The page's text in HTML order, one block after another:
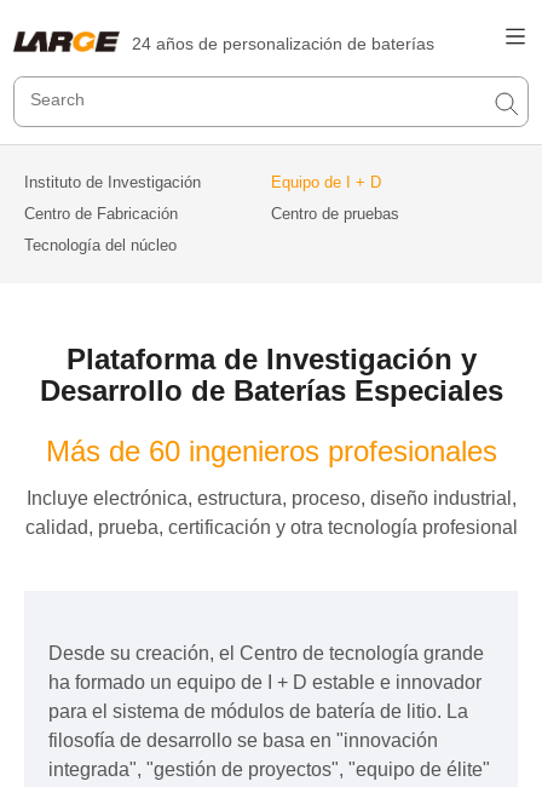
24 años de personalización de baterías
Instituto de Investigación
Equipo de I + D
Centro de Fabricación
Centro de pruebas
Tecnología del núcleo
Plataforma de Investigación y
Desarrollo de Baterías Especiales
Más de 60 ingenieros profesionales
Incluye electrónica, estructura, proceso, diseño industrial,
calidad, prueba, certificación y otra tecnología profesional
Desde su creación, el Centro de tecnología grande
ha formado un equipo de I + D estable e innovador
para el sistema de módulos de batería de litio. La
filosofía de desarrollo se basa en "innovación
integrada", "gestión de proyectos", "equipo de élite"